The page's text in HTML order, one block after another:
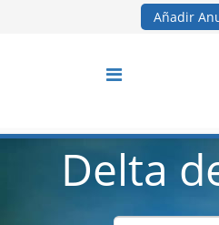
Añadir
Delta